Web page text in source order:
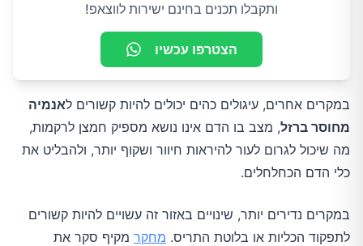
ותקבלו תכנים בחינם ישירות לווצאפ!
הצטרפו עכשיו
במקרים אחרים, עיגולים כהים יכולים להיות קשורים לאנמיה
מחוסר ברזל, מצב בו הדם אינו נושא מספיק חמצן לרקמות,
מה שיכול לגרום לעור להיראות חיוור ושקוף יותר, ולהבליט את
כלי הדם הכחלחלים.
במקרים נדירים יותר, שינויים באזור זה עשויים להיות קשורים
לתפקוד הכליות או בלוטת התריס. מחקר מקיף סקר את